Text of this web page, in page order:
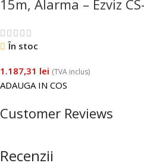
15m, Alarma – Ezviz
În stoc
1.187,31 lei (TVA inclus)
ADAUGA IN COS
Customer Reviews
Recenzii